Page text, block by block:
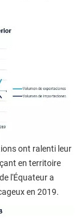
ont ralenti leur
en territoire
l'Équateur a
en 2019.